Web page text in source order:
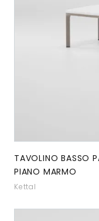
TAVOLINO BASSO
PIANO MARMO
Kettal